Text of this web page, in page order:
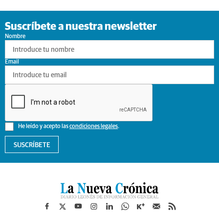
Suscríbete a nuestra newsletter
Nombre
He leído y acepto lascondiciones legales.
Email
SUSCRÍBETE